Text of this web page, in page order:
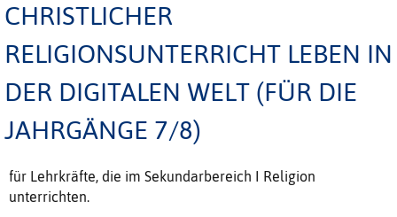
CHRISTLICHER
RELIGIONSUNTERRICHT LEBEN IN
DER DIGITALEN WELT (FÜR DIE
JAHRGÄNGE 7/8)
für Lehrkräfte, die im Sekundarbereich I Religion
unterrichten.